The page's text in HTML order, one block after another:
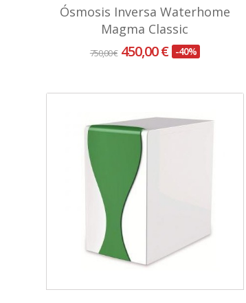
Ósmosis Inversa Waterhome
Magma Classic
750,00 € 450,00 € -40%